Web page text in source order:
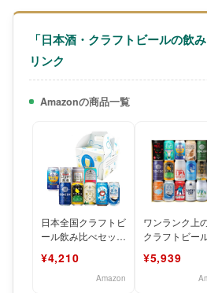
「日本酒・クラフトビールの飲
リンク
Amazonの商品一覧
日本全国クラフトビ
ール飲み比べセット
¥4,210
Amazon
ワンランク上
クラフトビー
350ml缶 18種
¥5,939